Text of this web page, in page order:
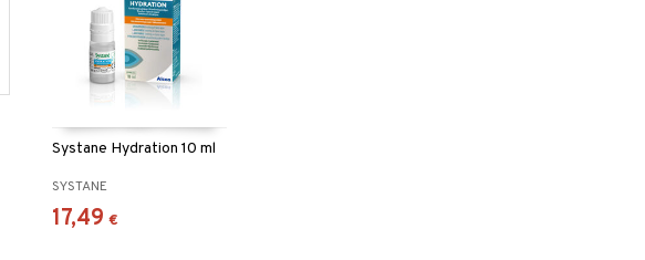
Systane Hydration 10 ml
SYSTANE
17,49 €